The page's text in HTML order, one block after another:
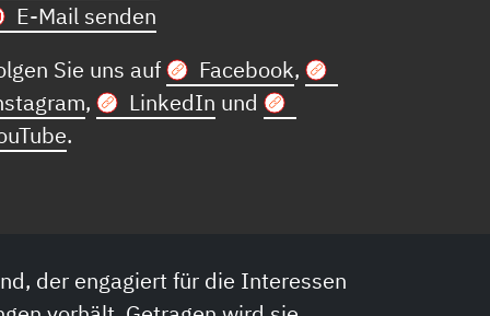
E-Mail senden
Sie uns auf
Facebook,
, LinkedIn und
.
der engagiert für die Interessen